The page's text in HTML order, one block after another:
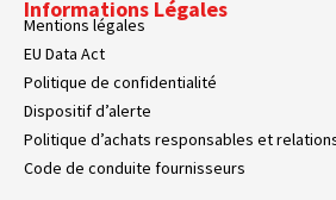
Informations Légales
Mentions légales
EU Data Act
Politique de confidentialité
Dispositif d’alerte
Politique d’achats responsables et
Code de conduite fournisseurs